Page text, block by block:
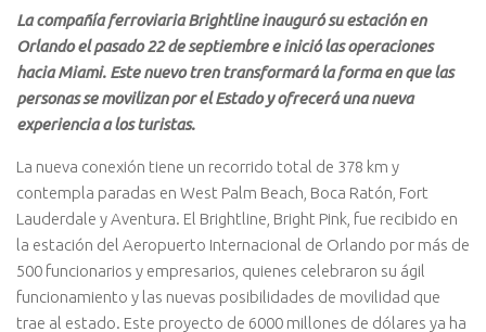
La compañía ferroviaria Brightline inauguró su estación en
Orlando el pasado 22 de septiembre e inició las operaciones
hacia Miami. Este nuevo tren transformará la forma en que las
personas se movilizan por el Estado y ofrecerá una nueva
experiencia a los turistas.
La nueva conexión tiene un recorrido total de 378 km y
contempla paradas en West Palm Beach, Boca Ratón, Fort
Lauderdale y Aventura. El Brightline, Bright Pink, fue recibido en
la estación del Aeropuerto Internacional de Orlando por más de
500 funcionarios y empresarios, quienes celebraron su ágil
funcionamiento y las nuevas posibilidades de movilidad que
trae al estado. Este proyecto de 6000 millones de dólares ya ha